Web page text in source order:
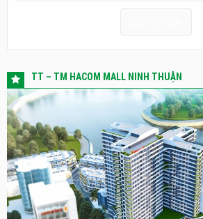
TT – TM HACOM MALL NINH THUẬN